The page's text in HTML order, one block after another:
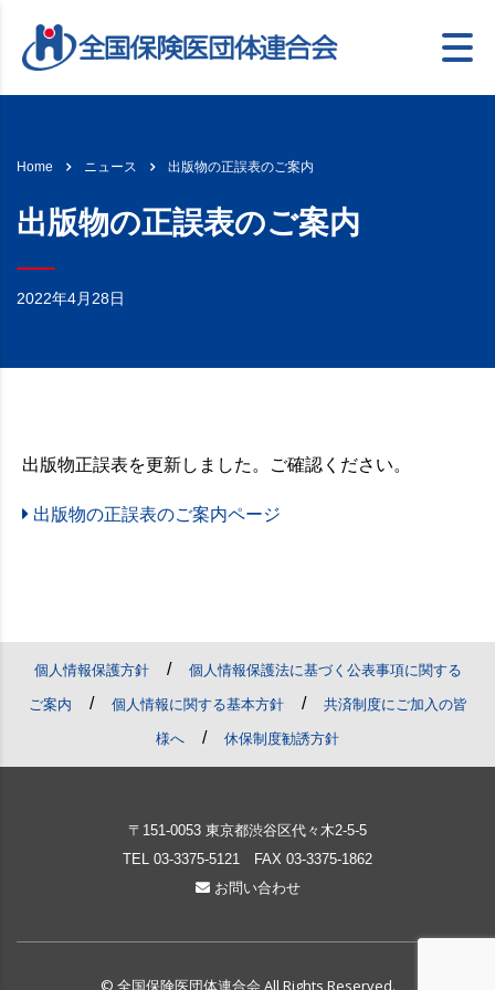
Home ニュース 出版物の正誤表のご案内
出版物の正誤表のご案内
2022年4月28日
出版物正誤表を更新しました。ご確認ください。
出版物の正誤表のご案内ページ
個人情報保護方針/ 個人情報保護法に基づく公表事項に関する
ご案内 / 個人情報に関する基本方針/ 共済制度にご加入の皆
様へ / 休保制度勧誘方針
〒151-0053 東京都渋谷区代々木2-5-5
TEL 03-3375-5121 FAX 03-3375-1862
お問い合わせ
© 全国保険医団体連合会 All Rights Reserved.